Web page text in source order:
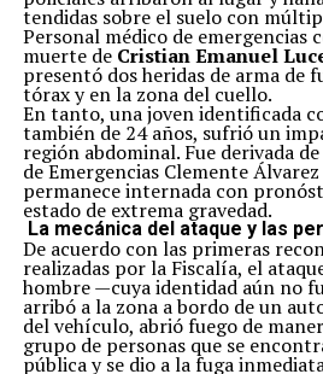
tendidas sobre el suelo con
Personal médico de emergencias
muerte de Cristian Emanuel
presentó dos heridas de arma de
tórax y en la zona del cuello.
En tanto, una joven identificada
también de 24 años, sufrió un
región abdominal. Fue derivada
de Emergencias Clemente
permanece internada con
estado de extrema gravedad.
La mecánica del ataque y las
De acuerdo con las primeras
realizadas por la Fiscalía, el
hombre —cuya identidad aún no
arribó a la zona a bordo de un
del vehículo, abrió fuego de
grupo de personas que se
pública y se dio a la fuga